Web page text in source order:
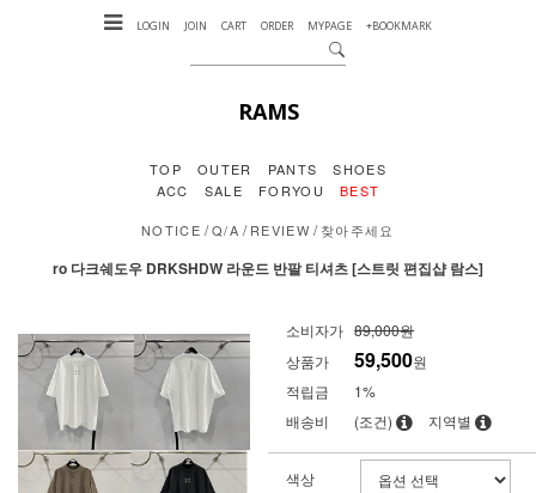
LOGIN JOIN CART ORDER MYPAGE +BOOKMARK
RAMS
TOP OUTER PANTS
SHOES
ACC
SALE FORYOU BEST
NOTICE /Q/A /REVIEW /찾아주세요
ro 다크쉐도우 DRKSHDW 라운드 반팔 티셔츠 [스트릿 편집샵 람스]
소비자가 89,000원
상품가
59,500원
적립금
1%
배송비
(조건) 지역별
색상